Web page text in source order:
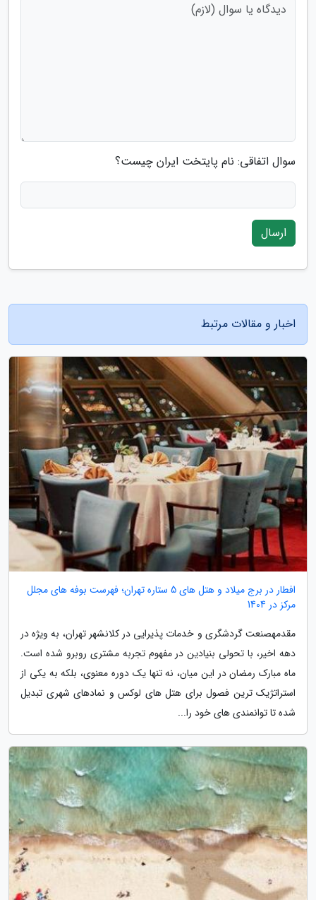
سوال اتفاقی: نام پایتخت ایران چیست؟
ارسال
اخبار و مقالات مرتبط
افطار در برج میلاد و هتل های 5 ستاره تهران؛ فهرست بوفه های مجلل
مرکز در 1404
مقدمهصنعت گردشگری و خدمات پذیرایی در کلانشهر تهران، به ویژه در
دهه اخیر، با تحولی بنیادین در مفهوم تجربه مشتری روبرو شده است.
ماه مبارک رمضان در این میان، نه تنها یک دوره معنوی، بلکه به یکی از
استراتژیک ترین فصول برای هتل های لوکس و نمادهای شهری تبدیل
شده تا توانمندی های خود را...